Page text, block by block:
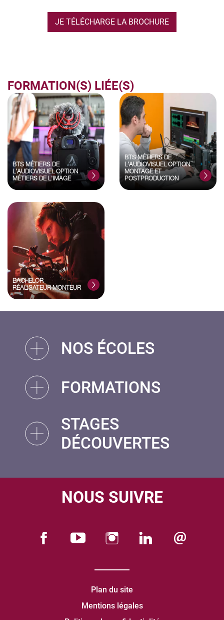
JE TÉLÉCHARGE LA BROCHURE
FORMATION(S) LIÉE(S)
BTS MÉTIERS DE
L'AUDIOVISUEL OPTION
MÉTIERS DE L'IMAGE
BTS MÉTIERS DE
L'AUDIOVISUEL OPTION
MONTAGE ET
POSTPRODUCTION
BACHELOR
RÉALISATEUR MONTEUR
NOS ÉCOLES
FORMATIONS
STAGES
DÉCOUVERTES
NOUS SUIVRE
Plan du site
Mentions légales